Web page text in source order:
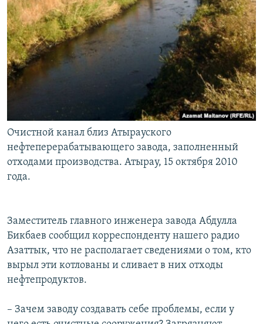
Очистной канал близ Атырауского
нефтеперерабатывающего завода, заполненный
отходами производства. Атырау, 15 октября 2010
года.
Заместитель главного инженера завода Абдулла
Бикбаев сообщил корреспонденту нашего радио
Азаттык, что не располагает сведениями о том, кто
вырыл эти котлованы и сливает в них отходы
нефтепродуктов.
– Зачем заводу создавать себе проблемы, если у